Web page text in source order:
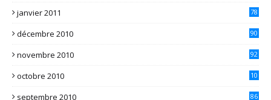
janvier 2011 78
décembre 2010 90
novembre 2010 92
octobre 2010
10
septembre 2010 86